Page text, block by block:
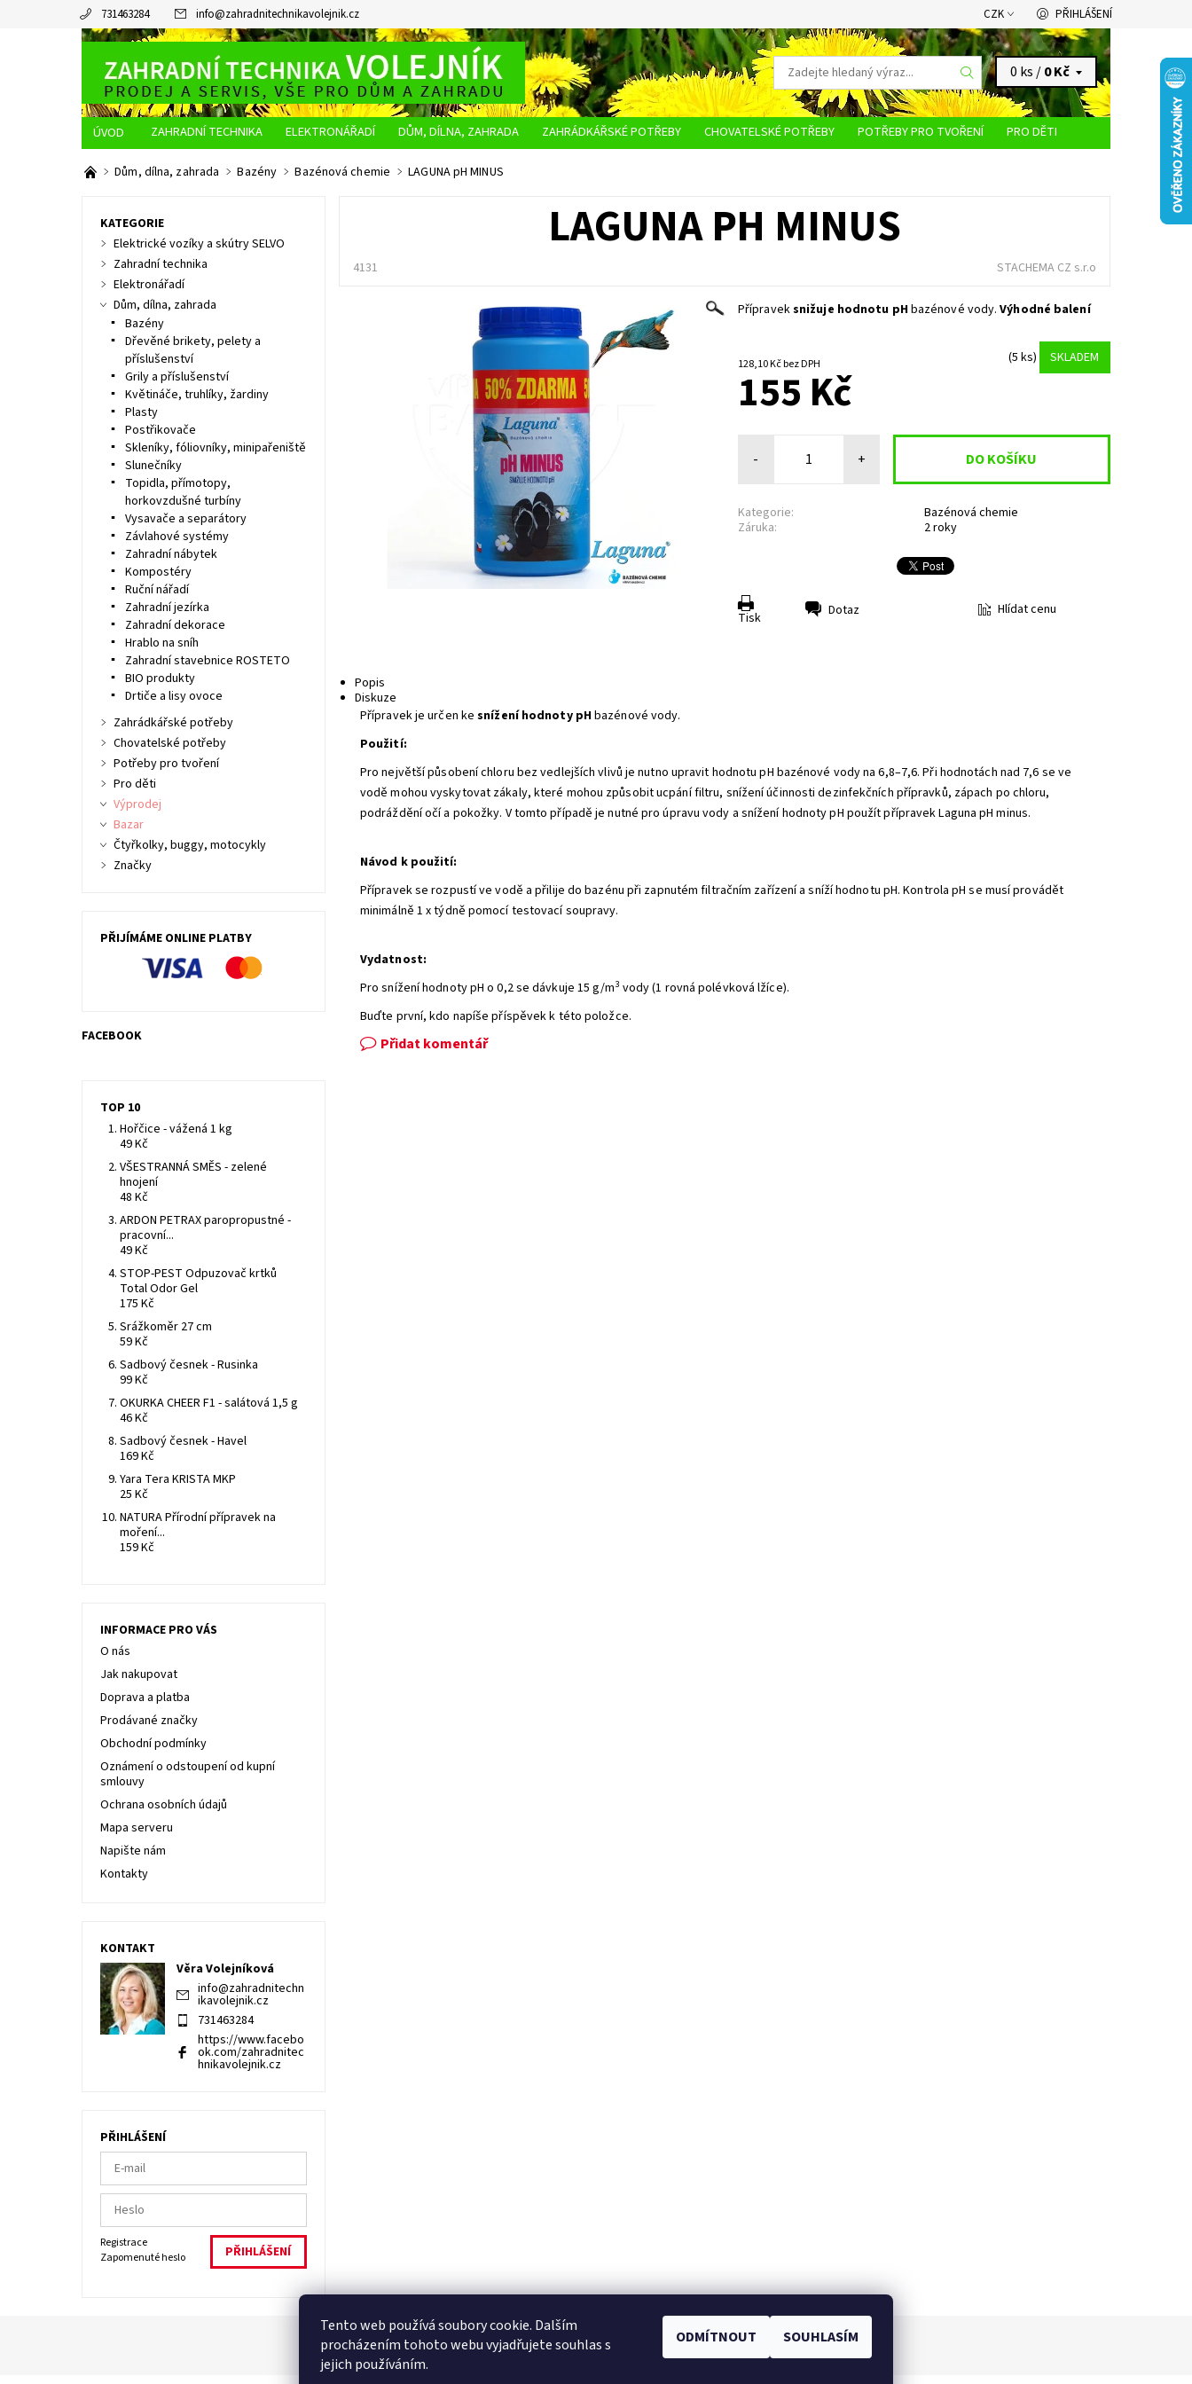
731463284 info@zahradnitechnikavolejnik.cz CZK PŘIHLÁŠENÍ
0 ks /0 Kč
ZAHRADNÍ TECHNIKA ELEKTRONÁŘADÍ DŮM, DÍLNA, ZAHRADA ZAHRÁDKÁŘSKÉ POTŘEBY CHOVATELSKÉ POTŘEBY POTŘEBY PRO TVOŘENÍ
PRO DĚTI
O NÁS
JAK NAKUPOVAT DOPRAVA A PLATBA OBCHODNÍ PODMÍNKY
Dům, dílna, zahrada Bazény Bazénová chemie LAGUNA pH MINUS
LAGUNA PH MINUS
4131 STACHEMA CZ s.r.o
Přípraveksnižuje hodnotu pHbazénové vody.Výhodné balení
128,10 Kč bez DPH (5 ks) SKLADEM
155 Kč
- +
Kategorie:
Bazénová chemie
Záruka:
2 roky
Tisk Dotaz Hlídat cenu
Popis
Diskuze
Přípravek je určen kesnížení hodnoty pHbazénové vody.
Použití:
Pro největší působení chloru bez vedlejších vlivů je nutno upravit hodnotu pH bazénové vody na 6,8–7,6. Při hodnotách nad 7,6 se ve
vodě mohou vyskytovat zákaly, které mohou způsobit ucpání filtru, snížení účinnosti dezinfekčních přípravků, zápach po chloru,
podráždění očí a pokožky. V tomto případě je nutné pro úpravu vody a snížení hodnoty pH použít přípravek Laguna pH minus.
Návod k použití:
Přípravek se rozpustí ve vodě a přilije do bazénu při zapnutém filtračním zařízení a sníží hodnotu pH. Kontrola pH se musí provádět
minimálně 1 x týdně pomocí testovací soupravy.
Vydatnost:
Pro snížení hodnoty pH o 0,2 se dávkuje 15 g/m3 vody (1 rovná polévková lžíce).
Buďte první, kdo napíše příspěvek k této položce.
Přidat komentář
KATEGORIE
Elektrické vozíky a skútry SELVO
Zahradní technika
Elektronářadí
Dům, dílna, zahrada
Bazény
Dřevěné brikety, pelety a
příslušenství
Grily a příslušenství
Květináče, truhlíky, žardiny
Plasty
Postřikovače
Skleníky, fóliovníky, minipařeniště
Slunečníky
Topidla, přímotopy,
horkovzdušné turbíny
Vysavače a separátory
Závlahové systémy
Zahradní nábytek
Kompostéry
Ruční nářadí
Zahradní jezírka
Zahradní dekorace
Hrablo na sníh
Zahradní stavebnice ROSTETO
BIO produkty
Drtiče a lisy ovoce
Zahrádkářské potřeby
Chovatelské potřeby
Potřeby pro tvoření
Pro děti
Výprodej
Bazar
Čtyřkolky, buggy, motocykly
Značky
PŘIJÍMÁME ONLINE PLATBY
FACEBOOK
TOP 10
Hořčice - vážená 1 kg
49 Kč
VŠESTRANNÁ SMĚS - zelené
hnojení
48 Kč
ARDON PETRAX paropropustné -
pracovní...
49 Kč
STOP-PEST Odpuzovač krtků
Total Odor Gel
175 Kč
Srážkoměr 27 cm
59 Kč
Sadbový česnek - Rusinka
99 Kč
OKURKA CHEER F1 - salátová 1,5 g
46 Kč
Sadbový česnek - Havel
169 Kč
Yara Tera KRISTA MKP
25 Kč
NATURA Přírodní přípravek na
moření...
159 Kč
INFORMACE PRO VÁS
O nás
Jak nakupovat
Doprava a platba
Prodávané značky
Obchodní podmínky
Oznámení o odstoupení od kupní
smlouvy
Ochrana osobních údajů
Mapa serveru
Napište nám
Kontakty
KONTAKT
Věra Volejníková
info@zahradnitechn
ikavolejnik.cz
731463284
https://www.facebo
ok.com/zahradnitec
hnikavolejnik.cz
PŘIHLÁŠENÍ
Registrace
Zapomenuté heslo
Facebook | Heureka.cz Zboží.cz
Tento web používá soubory cookie. Dalším
procházením tohoto webu vyjadřujete souhlas s
jejich používáním.
ODMÍTNOUT SOUHLASÍM